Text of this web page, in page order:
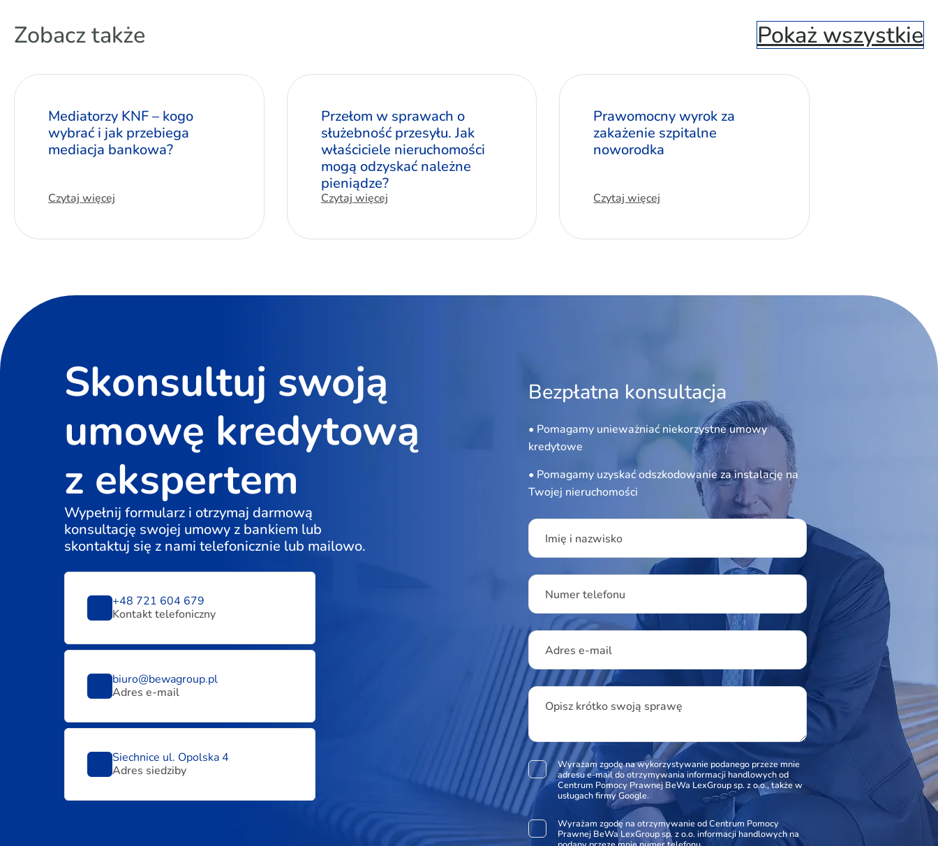
Zobacz także Pokaż wszystkie
Mediatorzy KNF – kogo
wybrać i jak przebiega
mediacja bankowa?
Czytaj więcej
Przełom w sprawach o
służebność przesyłu. Jak
właściciele nieruchomości
mogą odzyskać należne
pieniądze?
Czytaj więcej
Prawomocny wyrok za
zakażenie szpitalne
noworodka
Czytaj więcej
Skonsultuj swoją
umowę kredytową
z ekspertem
Wypełnij formularz i otrzymaj darmową
konsultację swojej umowy z bankiem lub
skontaktuj się z nami telefonicznie lub mailowo.
+48 721 604 679
Kontakt telefoniczny
biuro@bewagroup.pl
Adres e-mail
Siechnice ul. Opolska 4
Adres siedziby
Bezpłatna konsultacja
• Pomagamy unieważniać niekorzystne umowy
kredytowe
• Pomagamy uzyskać odszkodowanie za instalację na
Twojej nieruchomości
Please leave this field empty.
Imię i nazwisko
Numer telefonu
Adres e-mail
Opisz krótko swoją sprawę
Wyrażam zgodę na wykorzystywanie podanego przeze mnie
adresu e-mail do otrzymywania informacji handlowych od
Centrum Pomocy Prawnej BeWa LexGroup sp. z o.o., także w
usługach firmy Google.
Wyrażam zgodę na otrzymywanie od Centrum Pomocy
Prawnej BeWa LexGroup sp. z o.o. informacji handlowych na